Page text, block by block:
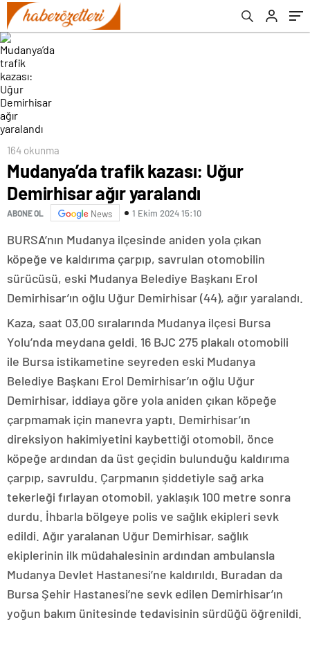
164 okunma
Mudanya’da trafik kazası: Uğur
Demirhisar ağır yaralandı
ABONE OL News 1 Ekim 2024 15:10
BURSA’nın Mudanya ilçesinde aniden yola çıkan
köpeğe ve kaldırıma çarpıp, savrulan otomobilin
sürücüsü, eski Mudanya Belediye Başkanı Erol
Demirhisar’ın oğlu Uğur Demirhisar (44), ağır yaralandı.
Kaza, saat 03.00 sıralarında Mudanya ilçesi Bursa
Yolu’nda meydana geldi. 16 BJC 275 plakalı otomobili
ile Bursa istikametine seyreden eski Mudanya
Belediye Başkanı Erol Demirhisar’ın oğlu Uğur
Demirhisar, iddiaya göre yola aniden çıkan köpeğe
çarpmamak için manevra yaptı. Demirhisar’ın
direksiyon hakimiyetini kaybettiği otomobil, önce
köpeğe ardından da üst geçidin bulunduğu kaldırıma
çarpıp, savruldu. Çarpmanın şiddetiyle sağ arka
tekerleği fırlayan otomobil, yaklaşık 100 metre sonra
durdu. İhbarla bölgeye polis ve sağlık ekipleri sevk
edildi. Ağır yaralanan Uğur Demirhisar, sağlık
ekiplerinin ilk müdahalesinin ardından ambulansla
Mudanya Devlet Hastanesi’ne kaldırıldı. Buradan da
Bursa Şehir Hastanesi’ne sevk edilen Demirhisar’ın
yoğun bakım ünitesinde tedavisinin sürdüğü öğrenildi.